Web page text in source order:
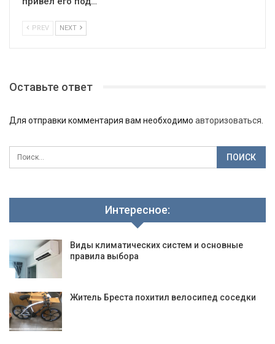
PREV NEXT
Оставьте ответ
Для отправки комментария вам необходимо авторизоваться
Интересное:
Виды климатических систем и основные
правила выбора
Житель Бреста похитил велосипед соседки